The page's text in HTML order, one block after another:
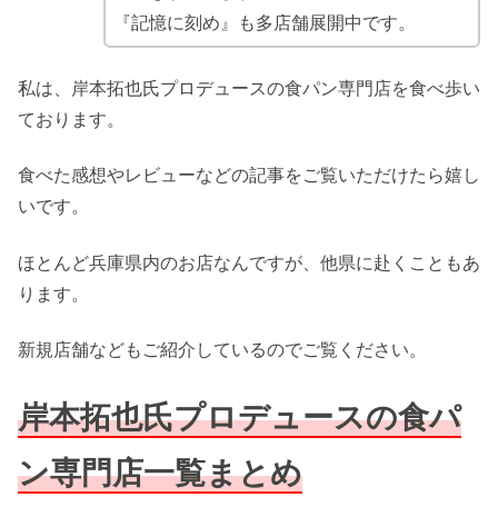
『記憶に刻め』も多店舗展開中です。
私は、岸本拓也氏プロデュースの食パン専門店を食べ歩い
ております。
食べた感想やレビューなどの記事をご覧いただけたら嬉し
いです。
ほとんど兵庫県内のお店なんですが、他県に赴くこともあ
ります。
新規店舗などもご紹介しているのでご覧ください。
岸本拓也氏プロデュースの食パ
ン専門店一覧まとめ